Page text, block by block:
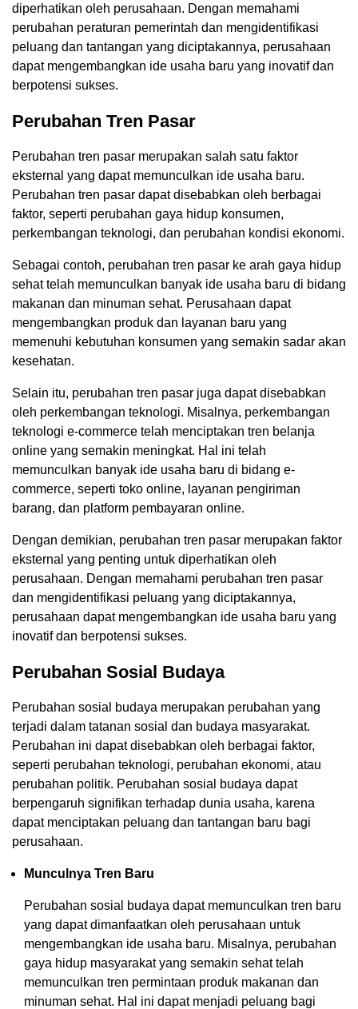
diperhatikan oleh perusahaan. Dengan memahami
perubahan peraturan pemerintah dan mengidentifikasi
peluang dan tantangan yang diciptakannya, perusahaan
dapat mengembangkan ide usaha baru yang inovatif dan
berpotensi sukses.
Perubahan Tren Pasar
Perubahan tren pasar merupakan salah satu faktor
eksternal yang dapat memunculkan ide usaha baru.
Perubahan tren pasar dapat disebabkan oleh berbagai
faktor, seperti perubahan gaya hidup konsumen,
perkembangan teknologi, dan perubahan kondisi ekonomi.
Sebagai contoh, perubahan tren pasar ke arah gaya hidup
sehat telah memunculkan banyak ide usaha baru di bidang
makanan dan minuman sehat. Perusahaan dapat
mengembangkan produk dan layanan baru yang
memenuhi kebutuhan konsumen yang semakin sadar akan
kesehatan.
Selain itu, perubahan tren pasar juga dapat disebabkan
oleh perkembangan teknologi. Misalnya, perkembangan
teknologi e-commerce telah menciptakan tren belanja
online yang semakin meningkat. Hal ini telah
memunculkan banyak ide usaha baru di bidang e-
commerce, seperti toko online, layanan pengiriman
barang, dan platform pembayaran online.
Dengan demikian, perubahan tren pasar merupakan faktor
eksternal yang penting untuk diperhatikan oleh
perusahaan. Dengan memahami perubahan tren pasar
dan mengidentifikasi peluang yang diciptakannya,
perusahaan dapat mengembangkan ide usaha baru yang
inovatif dan berpotensi sukses.
Perubahan Sosial Budaya
Perubahan sosial budaya merupakan perubahan yang
terjadi dalam tatanan sosial dan budaya masyarakat.
Perubahan ini dapat disebabkan oleh berbagai faktor,
seperti perubahan teknologi, perubahan ekonomi, atau
perubahan politik. Perubahan sosial budaya dapat
berpengaruh signifikan terhadap dunia usaha, karena
dapat menciptakan peluang dan tantangan baru bagi
perusahaan.
Munculnya Tren Baru
Perubahan sosial budaya dapat memunculkan tren baru
yang dapat dimanfaatkan oleh perusahaan untuk
mengembangkan ide usaha baru. Misalnya, perubahan
gaya hidup masyarakat yang semakin sehat telah
memunculkan tren permintaan produk makanan dan
minuman sehat. Hal ini dapat menjadi peluang bagi